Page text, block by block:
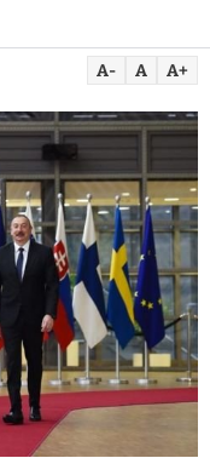
A- A A+